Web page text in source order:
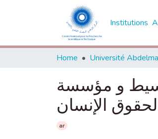
Institutions
Home
و مؤسسة
الإنسان
ar